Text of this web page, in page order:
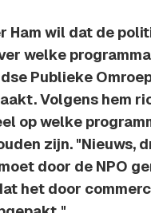
Ham wil dat de
welke
Publieke
Volgens hem
op welke
zijn. "Nieuws,
door de NPO
het door